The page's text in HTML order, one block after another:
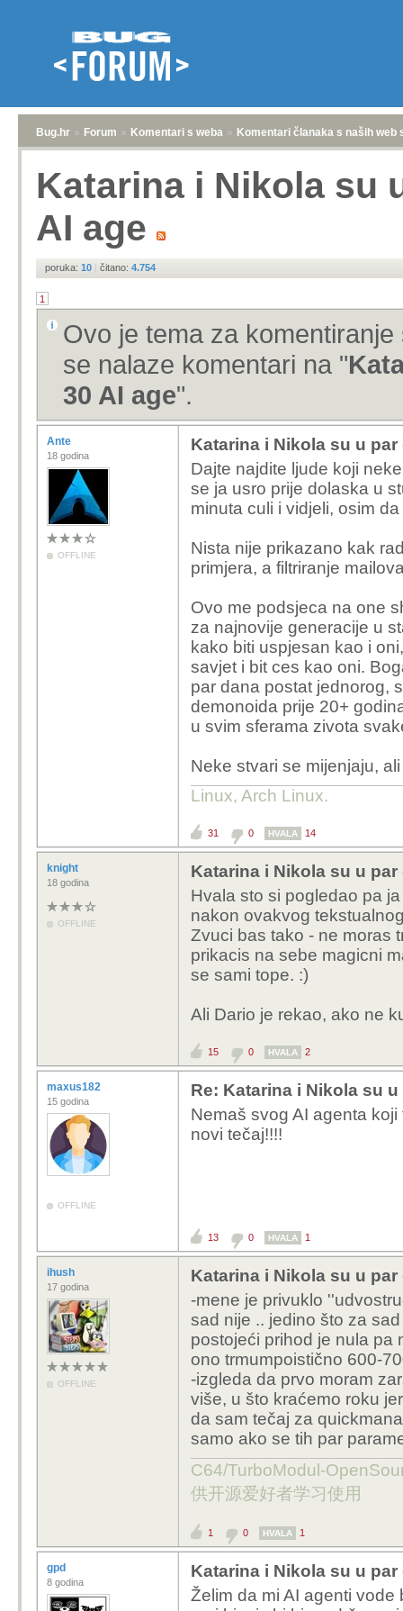
Bug.hr » Forum » Komentari s weba » Komentari članaka s naših web
Katarina i Nikola su
AI age
poruka: 10 | čitano: 4.754
1
Ovo je tema za
se nalaze komentari na "
30 AI age".
Ante
18 godina
OFFLINE
Katarina i Nikola su u
Dajte najdite ljude koji
se ja usro prije dolaska u
minuta culi i vidjeli, osim
Nista nije prikazano kak
primjera, a filtriranje
Ovo me podsjeca na one
za najnovije generacije u
kako biti uspjesan kao i
savjet i bit ces kao oni.
par dana postat jednorog,
demonoida prije 20+
u svim sferama zivota
Neke stvari se mijenjaju,
Linux, Arch Linux.
31 0 HVALA 14
knight
18 godina
OFFLINE
Katarina i Nikola su u
Hvala sto si pogledao pa
nakon ovakvog
Zvuci bas tako - ne moras
prikacis na sebe magicni
se sami tope. :)
Ali Dario je rekao, ako ne
15 0 HVALA 2
maxus182
15 godina
OFFLINE
Re: Katarina i Nikola su
Nemaš svog AI agenta
novi tečaj!!!!
13 0 HVALA 1
ihush
17 godina
OFFLINE
Katarina i Nikola su u
-mene je privuklo
sad nije .. jedino što za
postojeći prihod je nula pa
ono trmumpoistično 600-
-izgleda da prvo moram
više, u što kraćemo roku
da sam tečaj za
samo ako se tih par
C64/TurboModul-
供开源爱好者学习使用
1 0 HVALA 1
gpd
8 godina
Katarina i Nikola su u
Želim da mi AI agenti vode